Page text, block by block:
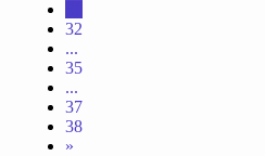
32
...
35
...
37
38
»